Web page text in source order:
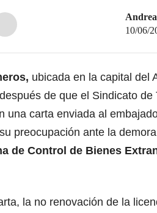
10/06/
ubicada en la capital del
de que el Sindicato de
una carta enviada al
preocupación ante la
de Control de Bienes
la no renovación de la